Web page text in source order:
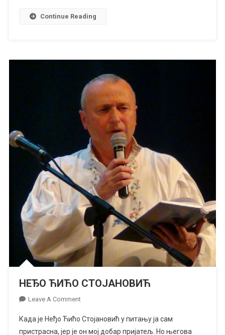
Continue Reading
НЕЂО ЋИЋО СТОЈАНОВИЋ
Leave A CommentOn
ЋИЋО
СТОЈАНОВИЋ
Када је Неђо Ћићо Стојановић у питању ја сам
пристрасна, јер је он мој добар пријатељ. Но његова